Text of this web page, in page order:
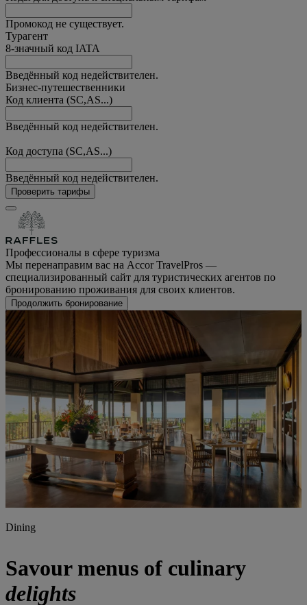
Промокод не существует.
Турагент
8-значный код IATA
Введённый код недействителен.
Бизнес-путешественники
Код клиента (SC,AS...)
Введённый код недействителен.
Код доступа (SC,AS...)
Введённый код недействителен.
Проверить тарифы
Профессионалы в сфере туризма
Мы перенаправим вас на Accor TravelPros —
специализированный сайт для туристических агентов по
бронированию проживания для своих клиентов.
Продолжить бронирование
Dining
Savour menus of culinary
delights